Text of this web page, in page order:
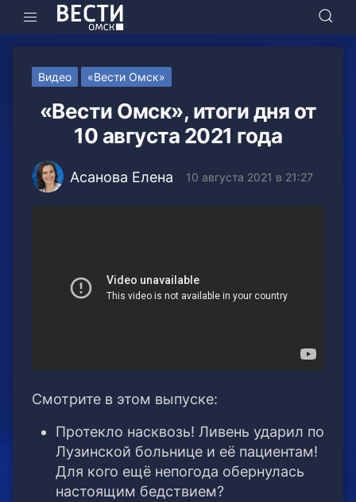
Видео «Вести Омск»
«Вести Омск», итоги дня от
10 августа 2021 года
Асанова Елена 10 августа 2021 в 21:27
Смотрите в этом выпуске:
Протекло насквозь! Ливень ударил по
Лузинской больнице и её пациентам!
Для кого ещё непогода обернулась
настоящим бедствием?